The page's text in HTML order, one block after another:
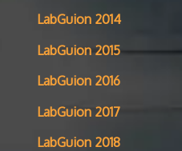
LabGuion 2014
LabGuion 2015
LabGuion 2016
LabGuion 2017
LabGuion 2018